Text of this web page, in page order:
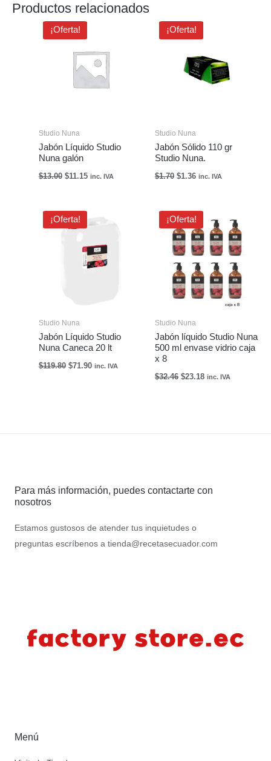
Productos relacionados
¡Oferta!
Studio Nuna
Jabón Líquido Studio
Nuna galón
$13.00
El
precio
original
era:
$13.00.
$11.15
El
actual
es:
$11.15.
inc. IVA
¡Oferta!
Studio Nuna
Jabón Sólido 110 gr
Studio Nuna.
$1.70
El
precio
original
$1.70.
$1.36
El
precio
actual
$1.36.
inc. IVA
¡Oferta!
Studio Nuna
Jabón Líquido Studio
Nuna Caneca 20 lt
$119.80
El
precio
original
$119.80.
$71.90
precio
$71.90.
inc. IVA
¡Oferta!
Studio Nuna
Jabón líquido Studio Nuna
500 ml envase vidrio caja
x 8
$32.46
El
precio
original
era:
$32.46.
$23.18
precio
actual
es:
$23.18.
inc. IVA
Para más información, puedes contactarte con
nosotros
Estamos gustosos de atender tus inquietudes o
preguntas escríbenos a tienda@recetasecuador.com
Menú